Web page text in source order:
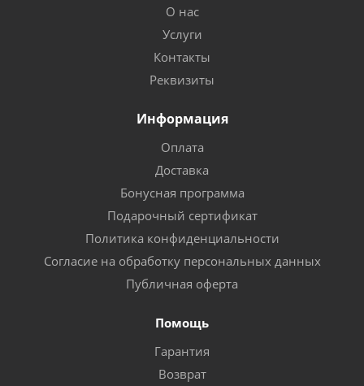
О нас
Услуги
Контакты
Реквизиты
Информация
Оплата
Доставка
Бонусная программа
Подарочный сертификат
Политика конфиденциальности
Согласие на обработку персональных данных
Публичная оферта
Помощь
Гарантия
Возврат